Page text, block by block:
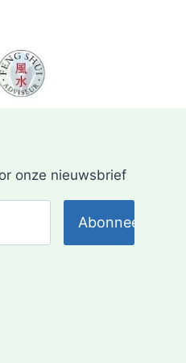
onze nieuwsbrief
Abonneer!